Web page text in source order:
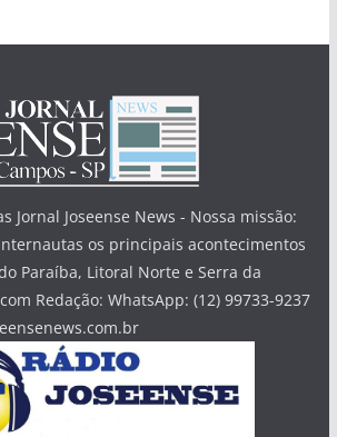
Jornal Joseense News - Nossa missão:
os principais acontecimentos
Paraíba, Litoral Norte e Serra da
Redação: WhatsApp: (12) 99733-9237